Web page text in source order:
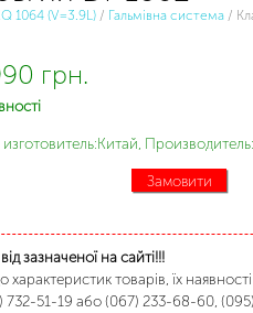
1064 (V=3.9L)/ Гальмівна система/
грн.
Замовити
зазначеної на сайті!!!
товарів, їх
732-51-19 або (067) 233-68-60,